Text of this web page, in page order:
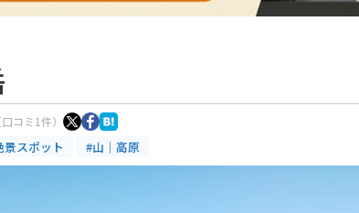
口コミ1件）
景スポット #山｜高原